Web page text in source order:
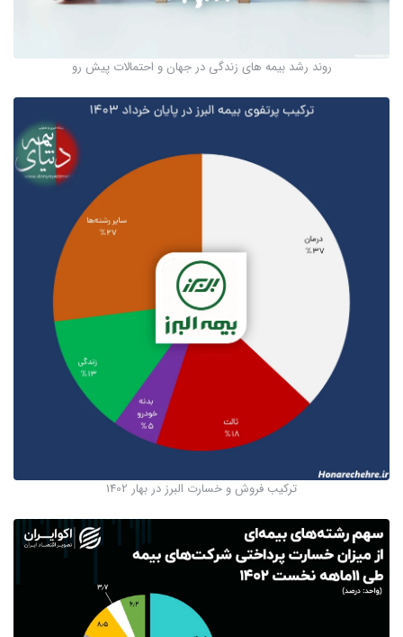
روند رشد بیمه های زندگی در جهان و احتمالات پیش رو
ترکیب فروش و خسارت البرز در بهار 1402